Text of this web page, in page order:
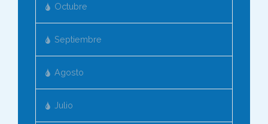
Octubre
Septiembre
Agosto
Julio